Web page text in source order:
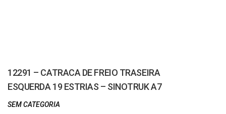
12291 – CATRACA DE FREIO TRASEIRA
ESQUERDA 19 ESTRIAS – SINOTRUK A7
SEM CATEGORIA